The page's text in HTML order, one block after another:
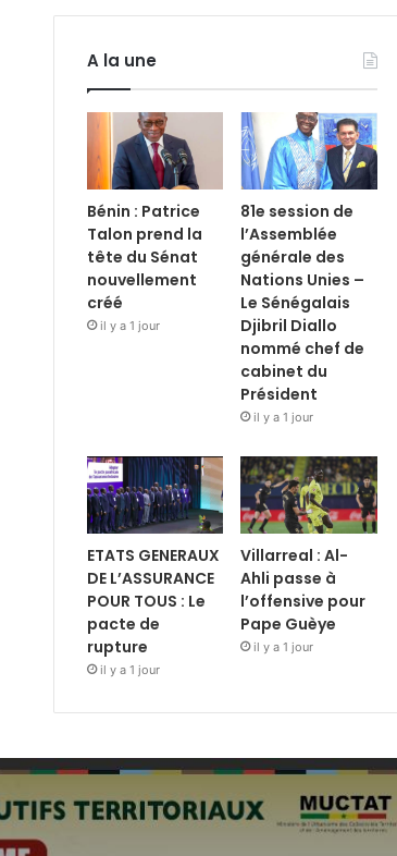
A la une
Bénin : Patrice
Talon prend la
tête du Sénat
nouvellement
créé
il y a 1 jour
81e session de
l’Assemblée
générale des
Nations Unies –
Le Sénégalais
Djibril Diallo
nommé chef de
cabinet du
Président
il y a 1 jour
ETATS GENERAUX
DE L’ASSURANCE
POUR TOUS : Le
pacte de
rupture
il y a 1 jour
Villarreal : Al-
Ahli passe à
l’offensive pour
Pape Guèye
il y a 1 jour